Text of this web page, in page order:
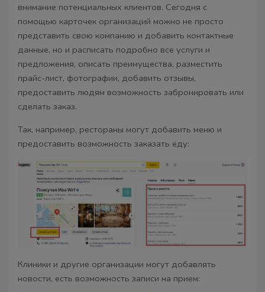
внимание потенциальных клиентов. Сегодня с
помощью карточек организаций можно не просто
представить свою компанию и добавить контактные
данные, но и расписать подробно все услуги и
предложения, описать преимущества, разместить
прайс-лист, фотографии, добавить отзывы,
предоставить людям возможность забронировать или
сделать заказ.
Так, например, рестораны могут добавить меню и
предоставить возможность заказать еду:
Клиники и другие организации могут добавлять
новости, есть возможность записи на прием: